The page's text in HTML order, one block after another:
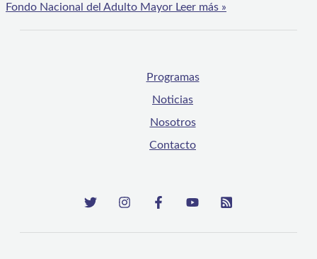
Fondo Nacional del Adulto Mayor Leer más »
Programas
Noticias
Nosotros
Contacto